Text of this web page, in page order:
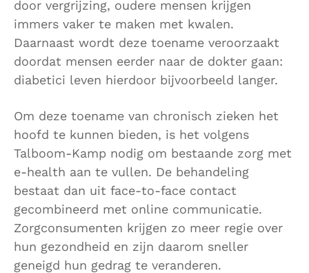
door vergrijzing, oudere mensen krijgen
immers vaker te maken met kwalen.
Daarnaast wordt deze toename veroorzaakt
doordat mensen eerder naar de dokter gaan:
diabetici leven hierdoor bijvoorbeeld langer.
Om deze toename van chronisch zieken het
hoofd te kunnen bieden, is het volgens
Talboom-Kamp nodig om bestaande zorg met
e-health aan te vullen. De behandeling
bestaat dan uit face-to-face contact
gecombineerd met online communicatie.
Zorgconsumenten krijgen zo meer regie over
hun gezondheid en zijn daarom sneller
geneigd hun gedrag te veranderen.